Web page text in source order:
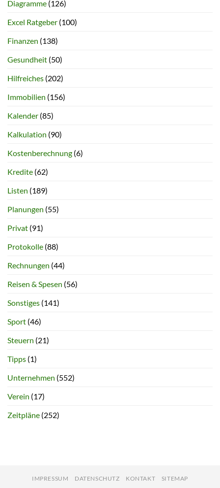
Diagramme (126)
Excel Ratgeber (100)
Finanzen (138)
Gesundheit (50)
Hilfreiches (202)
Immobilien (156)
Kalender (85)
Kalkulation (90)
Kostenberechnung (6)
Kredite (62)
Listen (189)
Planungen (55)
Privat (91)
Protokolle (88)
Rechnungen (44)
Reisen & Spesen (56)
Sonstiges (141)
Sport (46)
Steuern (21)
Tipps (1)
Unternehmen (552)
Verein (17)
Zeitpläne (252)
IMPRESSUM DATENSCHUTZ KONTAKT SITEMAP